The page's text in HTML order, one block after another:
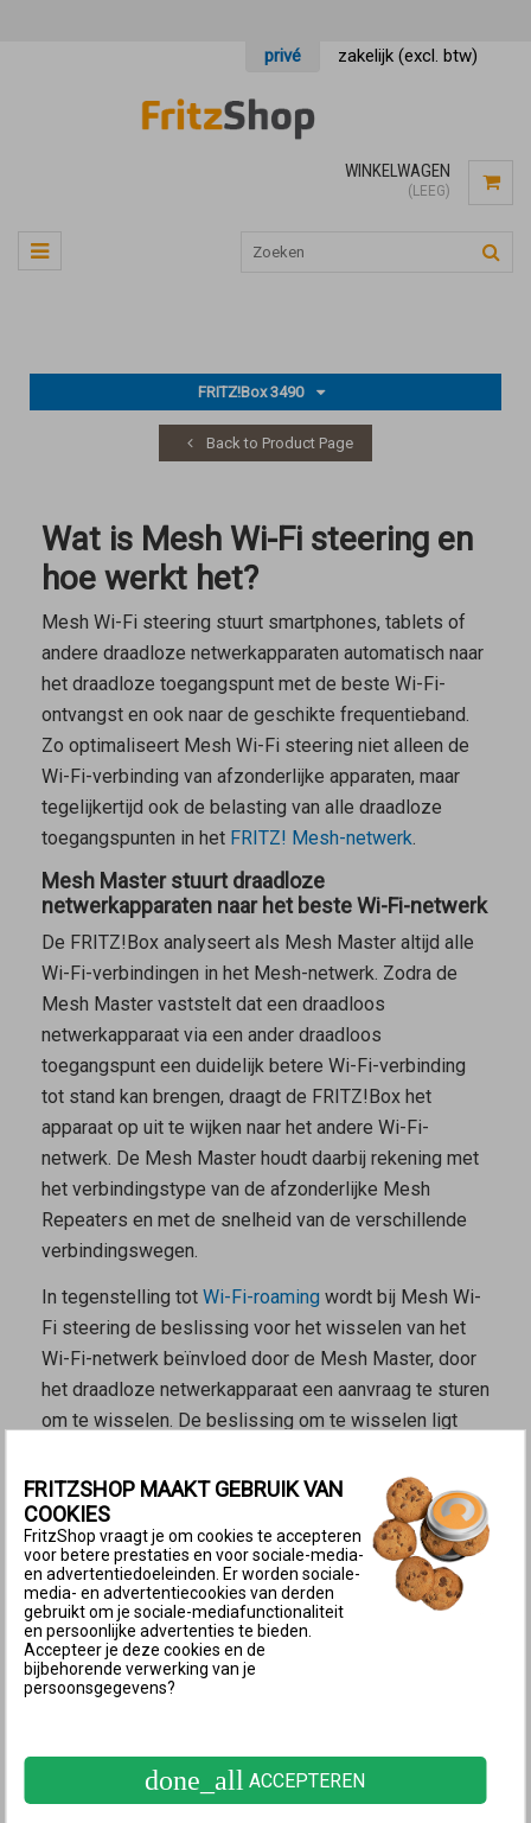
privé zakelijk (excl. btw)
WINKELWAGEN
(LEEG)
FRITZ!Box 3490
Back to Product Page
Wat is Mesh Wi-Fi steering en
hoe werkt het?
Mesh Wi-Fi steering stuurt smartphones, tablets of
andere draadloze netwerkapparaten automatisch naar
het draadloze toegangspunt met de beste Wi-Fi-
ontvangst en ook naar de geschikte frequentieband.
Zo optimaliseert Mesh Wi-Fi steering niet alleen de
Wi-Fi-verbinding van afzonderlijke apparaten, maar
tegelijkertijd ook de belasting van alle draadloze
toegangspunten in het FRITZ! Mesh-netwerk
Mesh Master stuurt draadloze
netwerkapparaten naar het beste Wi-Fi-netwerk
De FRITZ!Box analyseert als Mesh Masteraltijd alle
Wi-Fi-verbindingen in het Mesh-netwerk. Zodra de
Mesh Mastervaststelt dat een draadloos
netwerkapparaat via een ander draadloos
toegangspunt een duidelijk betere Wi-Fi-verbinding
tot stand kan brengen, draagt de FRITZ!Box het
apparaat op uit te wijken naar het andere Wi-Fi-
netwerk. De Mesh Masterhoudt daarbij rekening met
het verbindingstype van de afzonderlijke Mesh
Repeaters en met de snelheid van de verschillende
verbindingswegen.
In tegenstelling tot Wi-Fi-roaming wordt bij Mesh Wi-
Fi steering de beslissing voor het wisselen van het
Wi-Fi-netwerk beïnvloed door de Mesh Master, door
het draadloze netwerkapparaat een aanvraag te sturen
om te wisselen. De beslissing om te wisselen ligt
Voorwaarden voor Mesh Wi-Fi steering
De FRITZ!Box is in de fabrieksinstellingen zo
geconfigureerd, dat de FRITZ!Box alsMesh Master
draadloze netwerkapparaten naar het andere Wi-Fi-
netwerk of naar een ander draadloos toegangspunt
kan sturen. Dit is niet mogelijk als in de FRITZ!Box
verschillende namen zijn geconfigureerd voor het 2,4-
geïntegreerd. In dit geval moet je hetWi-Fi-netwerk
van de FRITZ!Box optimaliseren.
FRITZSHOP MAAKT GEBRUIK VAN
COOKIES
FritzShop vraagt je om cookies te accepteren
voor betere prestaties en voor sociale-media-
en advertentiedoeleinden. Er worden sociale-
media- en advertentiecookies van derden
gebruikt om je sociale-mediafunctionaliteit
en persoonlijke advertenties te bieden.
Accepteer je deze cookies en de
bijbehorende verwerking van je
persoonsgegevens?
done_all ACCEPTEREN